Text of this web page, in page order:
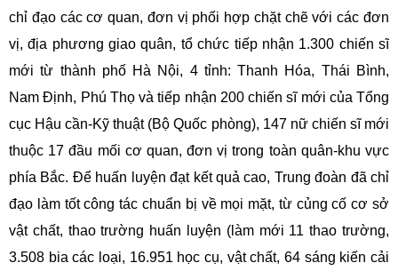
chỉ đạo các cơ quan, đơn vị phối hợp chặt chẽ với các đơn
vị, địa phương giao quân, tổ chức tiếp nhận 1.300 chiến sĩ
mới từ thành phố Hà Nội, 4 tỉnh: Thanh Hóa, Thái Bình,
Nam Định, Phú Thọ và tiếp nhận 200 chiến sĩ mới của Tổng
cục Hậu cần-Kỹ thuật (Bộ Quốc phòng), 147 nữ chiến sĩ mới
thuộc 17 đầu mối cơ quan, đơn vị trong toàn quân-khu vực
phía Bắc. Để huấn luyện đạt kết quả cao, Trung đoàn đã chỉ
đạo làm tốt công tác chuẩn bị về mọi mặt, từ củng cố cơ sở
vật chất, thao trường huấn luyện (làm mới 11 thao trường,
3.508 bia các loại, 16.951 học cụ, vật chất, 64 sáng kiến cải